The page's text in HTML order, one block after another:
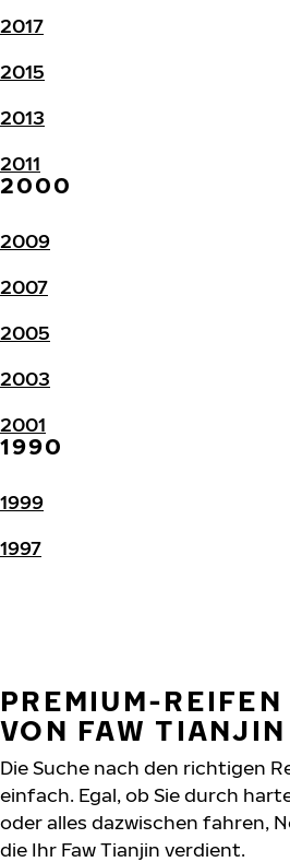
2017
2015
2013
2011
2000
2009
2007
2005
2003
2001
1990
1999
1997
PREMIUM-
VON FAW TIANJIN
Die Suche nach den richtigen
einfach. Egal, ob Sie durch
oder alles dazwischen fahren,
die Ihr Faw Tianjin verdient.